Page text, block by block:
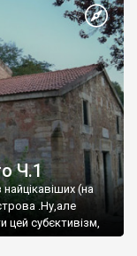
Ч.1
(на
.Ну,але
субєктивізм,